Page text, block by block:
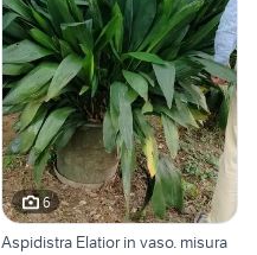
6
Aspidistra Elatior in vaso. misura